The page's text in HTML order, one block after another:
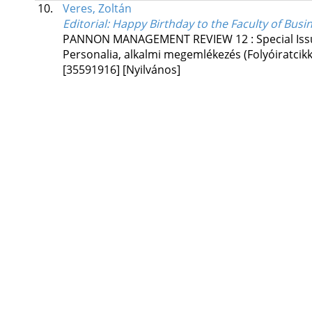
10.
Veres, Zoltán
Editorial: Happy Birthday to the Faculty of
PANNON MANAGEMENT REVIEW 12: Special
Personalia, alkalmi megemlékezés
[35591916] [Nyilvános]